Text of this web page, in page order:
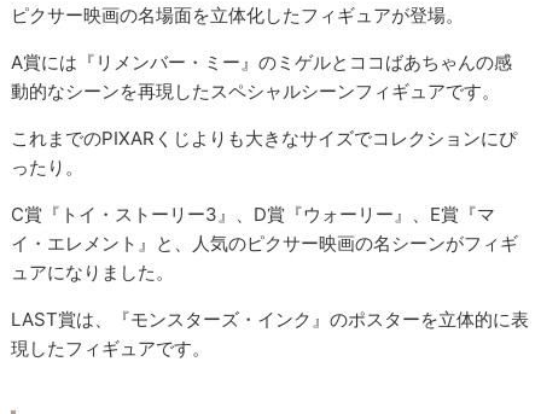
ピクサー映画の名場面を立体化したフィギュアが登場。
A賞には『リメンバー・ミー』のミゲルとココばあちゃんの感
動的なシーンを再現したスペシャルシーンフィギュアです。
これまでのPIXARくじよりも大きなサイズでコレクションにぴ
ったり。
C賞『トイ・ストーリー3』、D賞『ウォーリー』、E賞『マ
イ・エレメント』と、人気のピクサー映画の名シーンがフィギ
ュアになりました。
LAST賞は、『モンスターズ・インク』のポスターを立体的に表
現したフィギュアです。